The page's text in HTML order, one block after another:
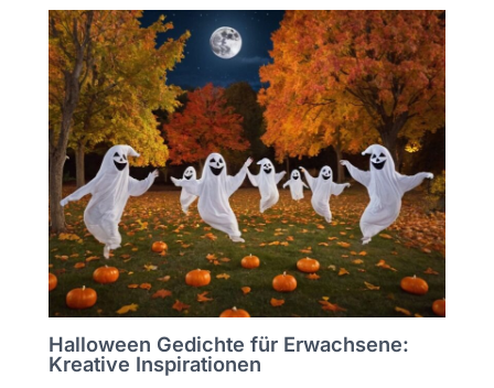
Halloween Gedichte für Erwachsene:
Kreative Inspirationen